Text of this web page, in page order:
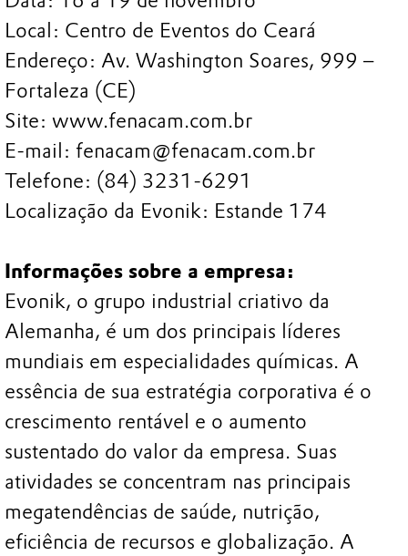
Local: Centro de Eventos do Ceará
Endereço: Av. Washington Soares, 999 –
Fortaleza (CE)
Site: www.fenacam.com.br
E-mail: fenacam@fenacam.com.br
Telefone: (84) 3231-6291
Localização da Evonik: Estande 174
Informações sobre a empresa:
Evonik, o grupo industrial criativo da
Alemanha, é um dos principais líderes
mundiais em especialidades químicas. A
essência de sua estratégia corporativa é o
crescimento rentável e o aumento
sustentado do valor da empresa. Suas
atividades se concentram nas principais
megatendências de saúde, nutrição,
eficiência de recursos e globalização. A